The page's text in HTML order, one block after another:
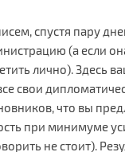
спустя пару
(а если
лично). Здесь
свои
что вы
при минимуме
не стоит).